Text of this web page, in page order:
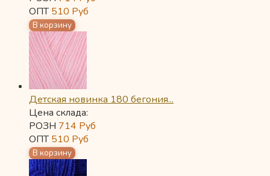
ОПТ510 Руб
Детская новинка 180 бегония...
Цена склада:
РОЗН 714 Руб
ОПТ510 Руб